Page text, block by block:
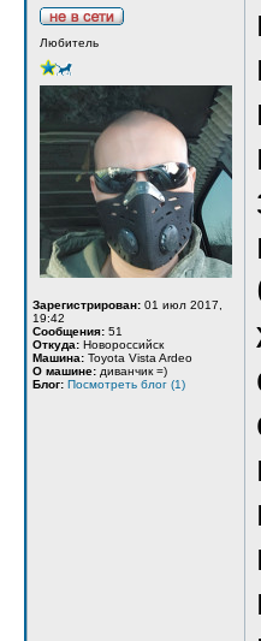
Любитель
Зарегистрирован: 01 июл 2017,
19:42
Сообщения: 51
Откуда: Новороссийск
Машина: Toyota Vista Ardeo
О машине: диванчик =)
Блог: Посмотреть блог (1)